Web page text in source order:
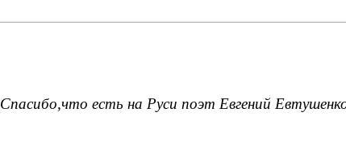
есть на Руси поэт Евгений